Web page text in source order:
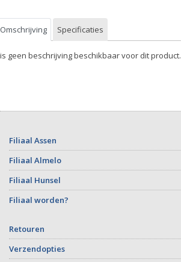
Omschrijving Specificaties
geen beschrijving beschikbaar voor dit product.
Filiaal Assen
Filiaal Almelo
Filiaal Hunsel
Filiaal worden?
Retouren
Verzendopties